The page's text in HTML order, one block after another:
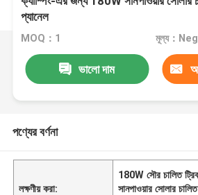
প্যানেল
MOQ：1 মূল্য：
ভালো দাম
পণ্যের বর্ণনা
লক্ষণীয় করা:
180W সৌর চালিত
সানপাওয়ার সোলার চালিত